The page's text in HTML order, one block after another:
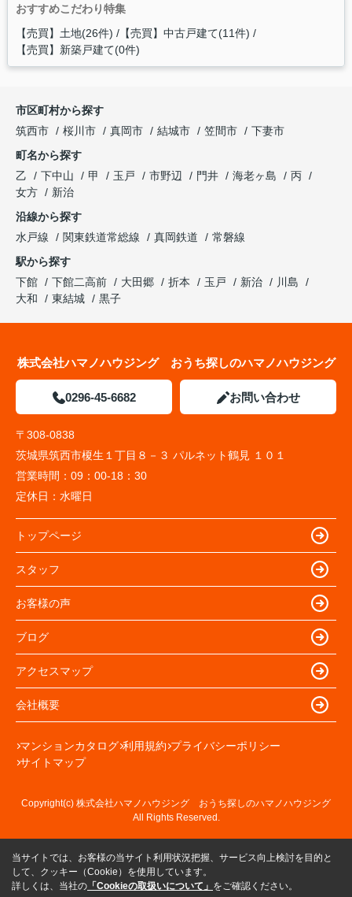
おすすめこだわり特集
【売買】土地(26件) 【売買】中古戸建て(11件)
【売買】新築戸建て(0件)
市区町村から探す
筑西市
桜川市 真岡市 結城市 笠間市
下妻市
町名から探す
乙
下中山 甲 玉戸 市野辺 門井 海老ヶ島
丙
女方
新治
沿線から探す
水戸線
関東鉄道常総線 真岡鉄道
常磐線
駅から探す
下館
下館二高前 大田郷 折本 玉戸 新治
川島
大和
東結城 黒子
株式会社ハマノハウジング おうち探しのハマノハウジング
0296-45-6682 お問い合わせ
〒308-0838
茨城県筑西市榎生１丁目８－３ パルネット鶴見 １０１
営業時間： 09：00-18：30
定休日： 水曜日
トップページ
スタッフ
お客様の声
ブログ
アクセスマップ
会社概要
マンションカタログ 利用規約 プライバシーポリシー
サイトマップ
Copyright(c) 株式会社ハマノハウジング おうち探しのハマノハウジング
All Rights Reserved.
当サイトでは、お客様の当サイト利用状況把握、サービス向上検討を目的と
して、クッキー（Cookie）を使用しています。
詳しくは、当社の 「Cookieの取扱いについて」 をご確認ください。